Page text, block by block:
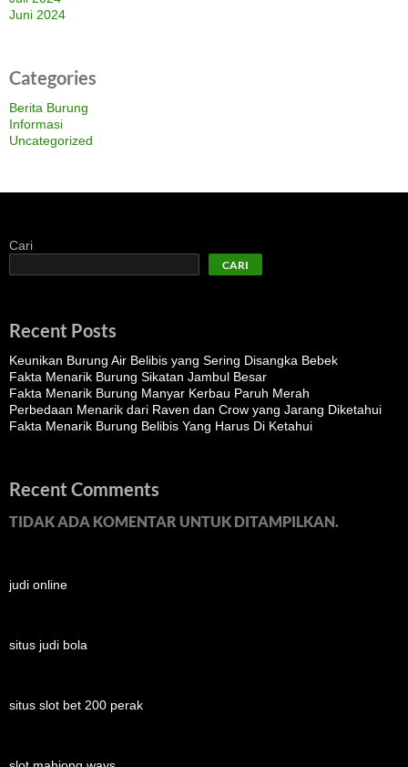
Juni 2024
Categories
Berita Burung
Informasi
Uncategorized
Cari
CARI
Recent Posts
Keunikan Burung Air Belibis yang Sering Disangka Bebek
Fakta Menarik Burung Sikatan Jambul Besar
Fakta Menarik Burung Manyar Kerbau Paruh Merah
Perbedaan Menarik dari Raven dan Crow yang Jarang Diketahui
Fakta Menarik Burung Belibis Yang Harus Di Ketahui
Recent Comments
TIDAK ADA KOMENTAR UNTUK DITAMPILKAN.
judi online
situs judi bola
situs slot bet 200 perak